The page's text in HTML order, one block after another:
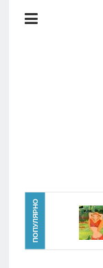
Консоли
Главная
Новости
ПОПУЛЯРНО